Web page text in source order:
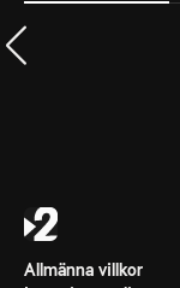
Allmänna villkor